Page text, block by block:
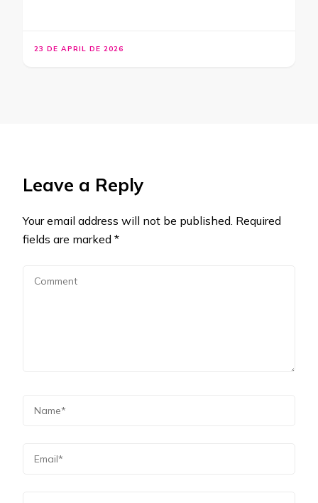
23 DE APRIL DE 2026
Leave a Reply
Your email address will not be published. Required
fields are marked *